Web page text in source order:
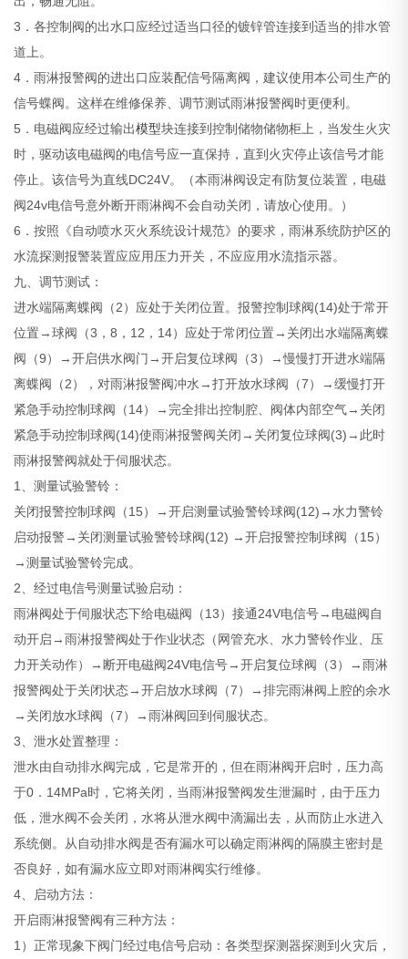
3．各控制阀的出水口应经过适当口径的镀锌管连接到适当的排水管
道上。
4．雨淋报警阀的进出口应装配信号隔离阀，建议使用本公司生产的
信号蝶阀。这样在维修保养、调节测试雨淋报警阀时更便利。
5．电磁阀应经过输出模型块连接到控制储物储物柜上，当发生火灾
时，驱动该电磁阀的电信号应一直保持，直到火灾停止该信号才能
停止。该信号为直线DC24V。（本雨淋阀设定有防复位装置，电磁
阀24v电信号意外断开雨淋阀不会自动关闭，请放心使用。）
6．按照《自动喷水灭火系统设计规范》的要求，雨淋系统防护区的
水流探测报警装置应应用压力开关，不应应用水流指示器。
九、调节测试：
进水端隔离蝶阀（2）应处于关闭位置。报警控制球阀(14)处于常开
位置→球阀（3，8，12，14）应处于常闭位置→关闭出水端隔离蝶
阀（9）→开启供水阀门→开启复位球阀（3）→慢慢打开进水端隔
离蝶阀（2），对雨淋报警阀冲水→打开放水球阀（7）→缓慢打开
紧急手动控制球阀（14）→完全排出控制腔、阀体内部空气→关闭
紧急手动控制球阀(14)使雨淋报警阀关闭→关闭复位球阀(3)→此时
雨淋报警阀就处于伺服状态。
1、测量试验警铃：
关闭报警控制球阀（15）→开启测量试验警铃球阀(12)→水力警铃
启动报警→关闭测量试验警铃球阀(12) →开启报警控制球阀（15）
→测量试验警铃完成。
2、经过电信号测量试验启动：
雨淋阀处于伺服状态下给电磁阀（13）接通24V电信号→电磁阀自
动开启→雨淋报警阀处于作业状态（网管充水、水力警铃作业、压
力开关动作）→断开电磁阀24V电信号→开启复位球阀（3）→雨淋
报警阀处于关闭状态→开启放水球阀（7）→排完雨淋阀上腔的余水
→关闭放水球阀（7）→雨淋阀回到伺服状态。
3、泄水处置整理：
泄水由自动排水阀完成，它是常开的，但在雨淋阀开启时，压力高
于0．14MPa时，它将关闭，当雨淋报警阀发生泄漏时，由于压力
低，泄水阀不会关闭，水将从泄水阀中滴漏出去，从而防止水进入
系统侧。从自动排水阀是否有漏水可以确定雨淋阀的隔膜主密封是
否良好，如有漏水应立即对雨淋阀实行维修。
4、启动方法：
开启雨淋报警阀有三种方法：
1）正常现象下阀门经过电信号启动：各类型探测器探测到火灾后，